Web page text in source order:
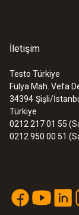
İletişim
Testo Türkiye
Fulya Mah. Vefa
34394 Şişli/
Türkiye
0212 217 01 55
0212 950 00 51